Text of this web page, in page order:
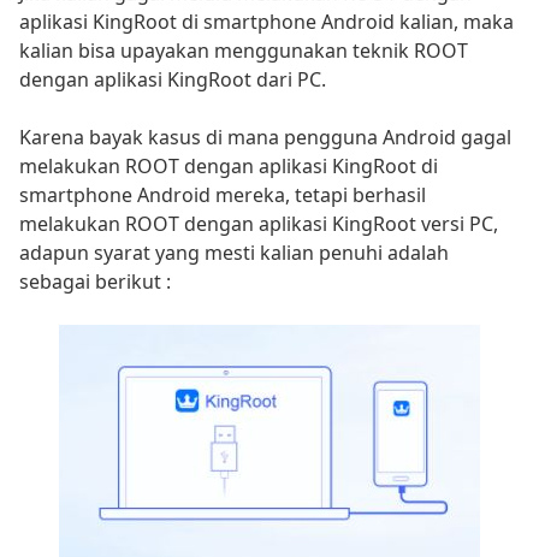
aplikasi KingRoot di smartphone Android kalian, maka
kalian bisa upayakan menggunakan teknik ROOT
dengan aplikasi KingRoot dari PC.
Karena bayak kasus di mana pengguna Android gagal
melakukan ROOT dengan aplikasi KingRoot di
smartphone Android mereka, tetapi berhasil
melakukan ROOT dengan aplikasi KingRoot versi PC,
adapun syarat yang mesti kalian penuhi adalah
sebagai berikut :